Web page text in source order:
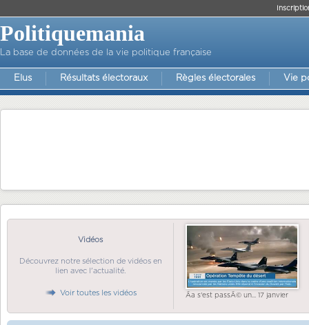
Politiquemania
La base de données de la vie politique française
Elus Résultats électoraux Règles électorales Vie
Vidéos
Découvrez notre sélection de vidéos en
lien avec l'actualité.
Voir toutes les vidéos Ãa s'est passÃ© un... 17 janvier